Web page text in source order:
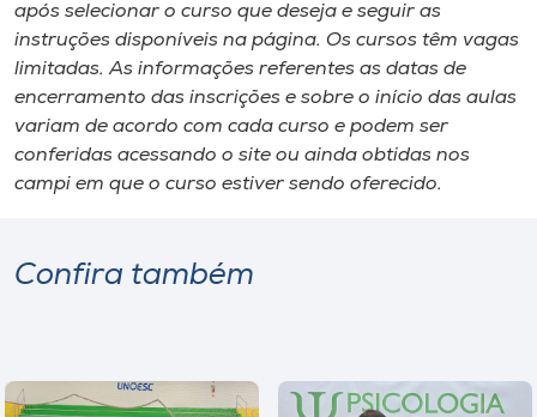
após selecionar o curso que deseja e seguir as
instruções disponíveis na página. Os cursos têm vagas
limitadas. As informações referentes as datas de
encerramento das inscrições e sobre o início das aulas
variam de acordo com cada curso e podem ser
conferidas acessando o site ou ainda obtidas nos
campi em que o curso estiver sendo oferecido.
Confira também